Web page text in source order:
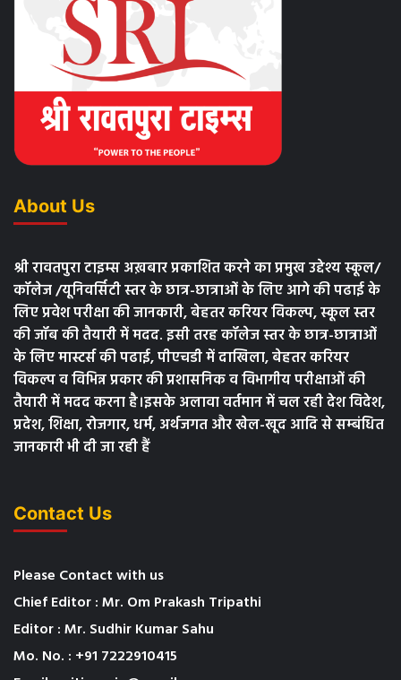
About Us
श्री रावतपुरा टाइम्स अख़बार प्रकाशित करने का प्रमुख उद्देश्य स्कूल/
कॉलेज /यूनिवर्सिटी स्तर के छात्र-छात्राओं के लिए आगे की पढाई के
लिए प्रवेश परीक्षा की जानकारी, बेहतर करियर विकल्प, स्कूल स्तर
की जॉब की तैयारी में मदद. इसी तरह कॉलेज स्तर के छात्र-छात्राओं
के लिए मास्टर्स की पढाई, पीएचडी में दाखिला, बेहतर करियर
विकल्प व विभिन्न प्रकार की प्रशासनिक व विभागीय परीक्षाओं की
तैयारी में मदद करना है।इसके अलावा वर्तमान में चल रही देश विदेश,
प्रदेश, शिक्षा, रोजगार, धर्म, अर्थजगत और खेल-खूद आदि से सम्बंधित
जानकारी भी दी जा रही हैं
Contact Us
Please Contact with us
Chief Editor : Mr. Om Prakash Tripathi
Editor : Mr. Sudhir Kumar Sahu
Mo. No. : +91 7222910415